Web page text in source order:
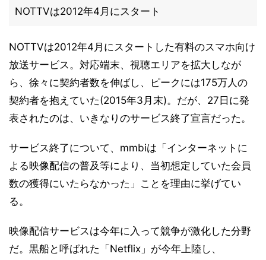
NOTTVは2012年4月にスタート
NOTTVは2012年4月にスタートした有料のスマホ向け
放送サービス。対応端末、視聴エリアを拡大しなが
ら、徐々に契約者数を伸ばし、ピークには175万人の
契約者を抱えていた(2015年3月末)。だが、27日に発
表されたのは、いきなりのサービス終了宣言だった。
サービス終了について、mmbiは「インターネットに
よる映像配信の普及等により、当初想定していた会員
数の獲得にいたらなかった」ことを理由に挙げてい
る。
映像配信サービスは今年に入って競争が激化した分野
だ。黒船と呼ばれた「Netflix」が今年上陸し、